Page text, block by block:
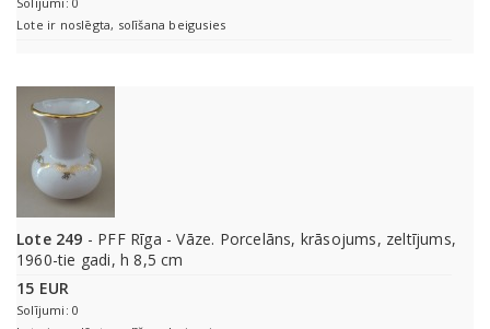
Lote ir noslēgta, solīšana beigusies
Lote 249 - PFF Rīga - Vāze. Porcelāns, krāsojums, zeltījums,
1960-tie gadi, h 8,5 cm
15 EUR
Solījumi: 0